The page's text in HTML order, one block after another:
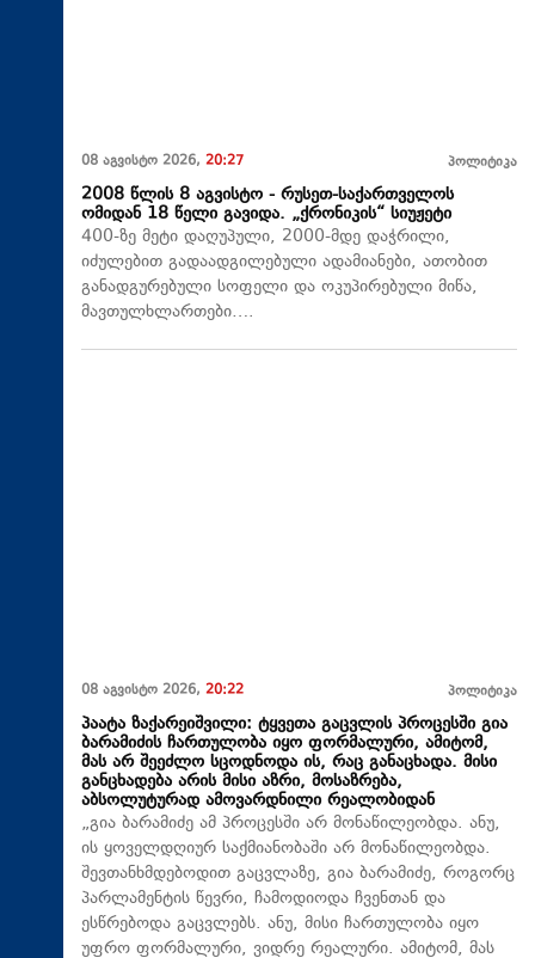
08 აგვისტო 2026, 20:27 პოლიტიკა
2008 წლის 8 აგვისტო - რუსეთ-საქართველოს
ომიდან 18 წელი გავიდა. „ქრონიკის“ სიუჟეტი
400-ზე მეტი დაღუპული, 2000-მდე დაჭრილი,
იძულებით გადაადგილებული ადამიანები, ათობით
განადგურებული სოფელი და ოკუპირებული მიწა,
მავთულხლართები….
08 აგვისტო 2026, 20:22 პოლიტიკა
პაატა ზაქარეიშვილი: ტყვეთა გაცვლის პროცესში გია
ბარამიძის ჩართულობა იყო ფორმალური, ამიტომ,
მას არ შეეძლო სცოდნოდა ის, რაც განაცხადა. მისი
განცხადება არის მისი აზრი, მოსაზრება,
აბსოლუტურად ამოვარდნილი რეალობიდან
„გია ბარამიძე ამ პროცესში არ მონაწილეობდა. ანუ,
ის ყოველდღიურ საქმიანობაში არ მონაწილეობდა.
შევთანხმდებოდით გაცვლაზე, გია ბარამიძე, როგორც
პარლამენტის წევრი, ჩამოდიოდა ჩვენთან და
ესწრებოდა გაცვლებს. ანუ, მისი ჩართულობა იყო
უფრო ფორმალური, ვიდრე რეალური. ამიტომ, მას